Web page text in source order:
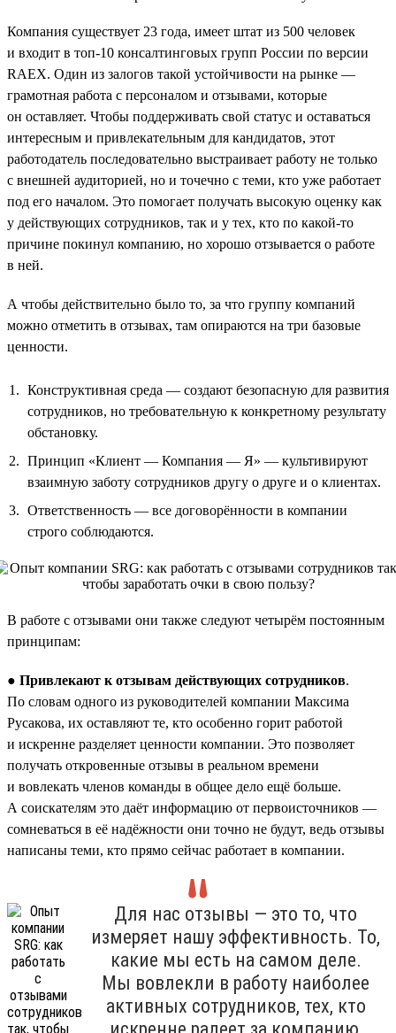
Компания существует 23 года, имеет штат из 500 человек
и входит в топ-10 консалтинговых групп России по версии
RAEX. Один из залогов такой устойчивости на рынке —
грамотная работа с персоналом и отзывами, которые
он оставляет. Чтобы поддерживать свой статус и оставаться
интересным и привлекательным для кандидатов, этот
работодатель последовательно выстраивает работу не только
с внешней аудиторией, но и точечно с теми, кто уже работает
под его началом. Это помогает получать высокую оценку как
у действующих сотрудников, так и у тех, кто по какой-то
причине покинул компанию, но хорошо отзывается о работе
в ней.
А чтобы действительно было то, за что группу компаний
можно отметить в отзывах, там опираются на три базовые
ценности.
Конструктивная среда — создают безопасную для развития
сотрудников, но требовательную к конкретному результату
обстановку.
Принцип «Клиент — Компания — Я» — культивируют
взаимную заботу сотрудников другу о друге и о клиентах.
Ответственность — все договорённости в компании
строго соблюдаются.
В работе с отзывами они также следуют четырём постоянным
принципам:
● Привлекают к отзывам действующих сотрудников.
По словам одного из руководителей компании Максима
Русакова, их оставляют те, кто особенно горит работой
и искренне разделяет ценности компании. Это позволяет
получать откровенные отзывы в реальном времени
и вовлекать членов команды в общее дело ещё больше.
А соискателям это даёт информацию от первоисточников —
сомневаться в её надёжности они точно не будут, ведь отзывы
написаны теми, кто прямо сейчас работает в компании.
Для нас отзывы — это то, что
измеряет нашу эффективность. То,
какие мы есть на самом деле.
Мы вовлекли в работу наиболее
активных сотрудников, тех, кто